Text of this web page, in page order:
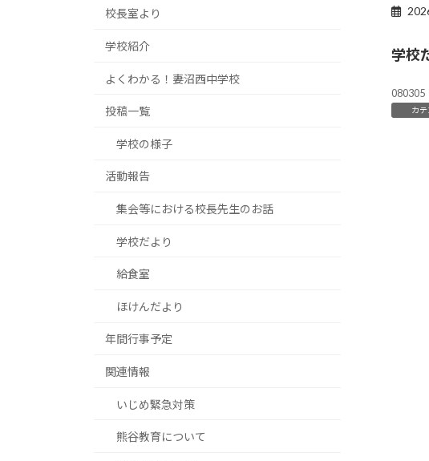
学校
カ
校長室より
学校紹介
よくわかる！妻沼西中学校
投稿一覧
学校の様子
活動報告
集会等における校長先生のお話
学校だより
給食室
ほけんだより
年間行事予定
関連情報
いじめ緊急対策
熊谷教育について